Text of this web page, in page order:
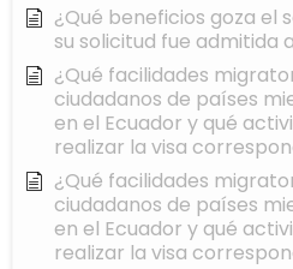
¿Qué beneficios goza el
su solicitud fue admitida
¿Qué facilidades
ciudadanos de países
en el Ecuador y qué
realizar la visa
¿Qué facilidades
ciudadanos de países
en el Ecuador y qué
realizar la visa